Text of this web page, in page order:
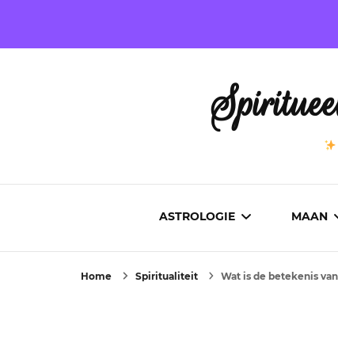
ASTROLOGIE MAAN
Home Spiritualiteit Wat is de betekenis